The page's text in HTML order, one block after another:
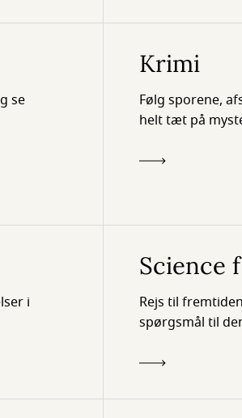
se
Krimi
Følg sporene,
helt tæt på
i
Science
Rejs til
spørgsmål til